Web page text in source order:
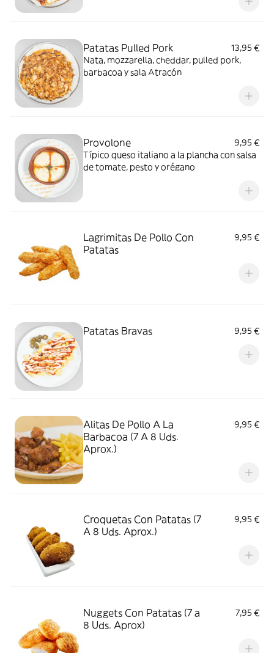
Patatas Pulled Pork
13,95 €
Nata, mozzarella, cheddar, pulled pork,
barbacoa y sala Atracón
Provolone
9,95 €
Típico queso italiano a la plancha con salsa
de tomate, pesto y orégano
Lagrimitas De Pollo Con
Patatas
9,95 €
Patatas Bravas 9,95 €
Alitas De Pollo A La
Barbacoa (7 A 8 Uds.
Aprox.)
9,95 €
Croquetas Con Patatas (7
A 8 Uds. Aprox.)
9,95 €
Nuggets Con Patatas (7 a
8 Uds. Aprox)
7,95 €